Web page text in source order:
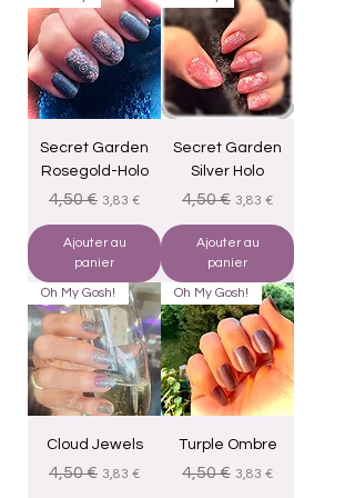
Secret Garden
Rosegold-Holo
Prix original
4,50 € Prix promotionnel
3,83 €
Ajouter au
panier
Secret Garden
Silver Holo
Prix original
4,50 € Prix promotionnel
3,83 €
Ajouter au
panier
Oh My Gosh!
Cloud Jewels
Prix original
4,50 € Prix promotionnel
3,83 €
Oh My Gosh!
Turple Ombre
Prix original
4,50 € Prix promotionnel
3,83 €